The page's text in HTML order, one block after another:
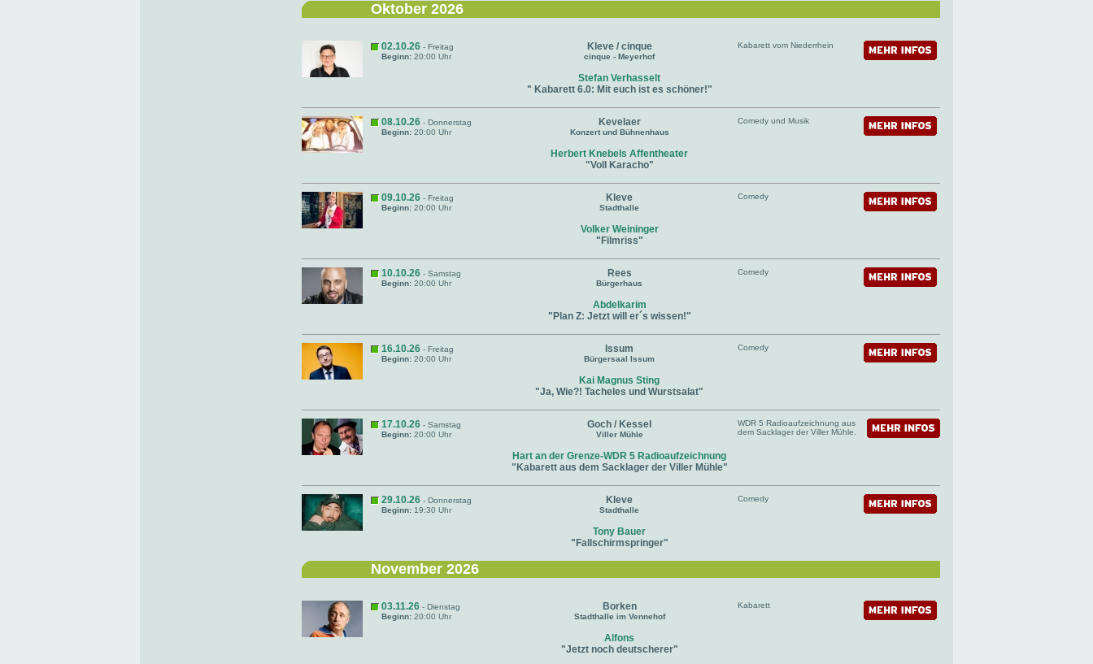
Oktober 2026
02.10.26 - Freitag
Beginn: 20:00 Uhr
Kleve / cinque
cinque - Meyerhof
Stefan Verhasselt
" Kabarett 6.0: Mit euch ist es schöner!"
Kabarett vom Niederrhein
08.10.26 - Donnerstag
Beginn: 20:00 Uhr
Kevelaer
Konzert und Bühnenhaus
Herbert Knebels Affentheater
"Voll Karacho"
Comedy und Musik
09.10.26 - Freitag
Beginn: 20:00 Uhr
Kleve
Stadthalle
Volker Weininger
"Filmriss"
Comedy
10.10.26 - Samstag
Beginn: 20:00 Uhr
Rees
Bürgerhaus
Abdelkarim
"Plan Z: Jetzt will er´s wissen!"
Comedy
16.10.26 - Freitag
Beginn: 20:00 Uhr
Issum
Bürgersaal Issum
Kai Magnus Sting
"Ja, Wie?! Tacheles und Wurstsalat"
Comedy
17.10.26 - Samstag
Beginn: 20:00 Uhr
Goch / Kessel
Viller Mühle
Hart an der Grenze-WDR 5 Radioaufzeichnung
"Kabarett aus dem Sacklager der Viller Mühle"
WDR 5 Radioaufzeichnung aus
dem Sacklager der Viller Mühle.
29.10.26 - Donnerstag
Beginn: 19:30 Uhr
Kleve
Stadthalle
Tony Bauer
"Fallschirmspringer"
Comedy
November 2026
03.11.26 - Dienstag
Beginn: 20:00 Uhr
Borken
Stadthalle im Vennehof
Alfons
"Jetzt noch deutscherer"
Kabarett